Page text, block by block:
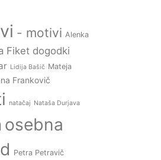
- motivi Alenka
Fiket dogodki
Lidija Bašič Mateja
Frankovič
natačaj Nataša Durjava
osebna
Petra Petravič